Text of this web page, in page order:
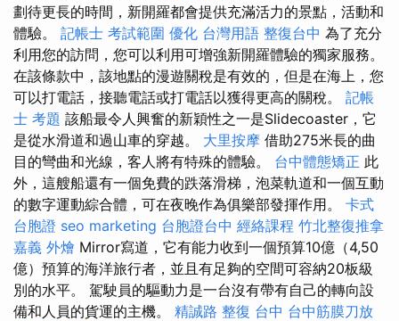
劃待更長的時間，新開羅都會提供充滿活力的景點，活動和
體驗。 記帳士 考試範圍 優化 台灣用語 整復台中 為了充分
利用您的訪問，您可以利用可增強新開羅體驗的獨家服務。
在該條款中，該地點的漫遊關稅是有效的，但是在海上，您
可以打電話，接聽電話或打電話以獲得更高的關稅。 記帳
士 考題 該船最令人興奮的新穎性之一是Slidecoaster，它
是從水滑道和過山車的穿越。 大里按摩 借助275米長的曲
目的彎曲和光線，客人將有特殊的體驗。 台中體態矯正 此
外，這艘船還有一個免費的跌落滑梯，泡菜軌道和一個互動
的數字運動綜合體，可在夜晚作為俱樂部發揮作用。 卡式
台胞證 seo marketing 台胞證台中 經絡課程 竹北整復推拿
嘉義 外燴 Mirror寫道，它有能力收到一個預算10億（4,50
億）預算的海洋旅行者，並且有足夠的空間可容納20板級
別的水平。 駕駛員的驅動力是一台沒有帶有自己的轉向設
備和人員的貨運的主機。 精誠路 整復 台中 台中筋膜刀放